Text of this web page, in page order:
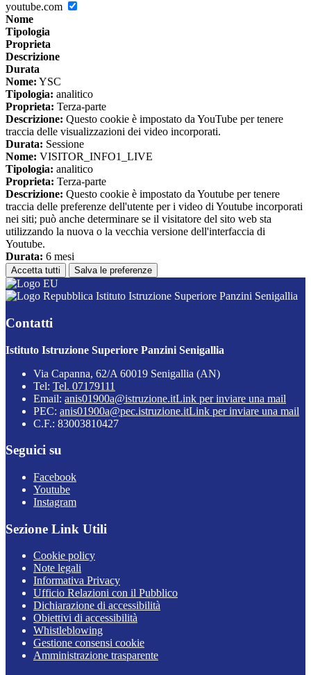
youtube.com
Nome
Tipologia
Proprieta
Descrizione
Durata
Nome: YSC
Tipologia: analitico
Proprieta: Terza-parte
Descrizione: Questo cookie è impostato da YouTube per tenere
traccia delle visualizzazioni dei video incorporati.
Durata: Sessione
Nome: VISITOR_INFO1_LIVE
Tipologia: analitico
Proprieta: Terza-parte
Descrizione: Questo cookie è impostato da Youtube per tenere
traccia delle preferenze dell'utente per i video di Youtube incorporati
nei siti; può anche determinare se il visitatore del sito web sta
utilizzando la nuova o la vecchia versione dell'interfaccia di
Youtube.
Durata: 6 mesi
Accetta tutti Salva le preferenze
Istituto Istruzione Superiore Panzini Senigallia
Contatti
Istituto Istruzione Superiore Panzini Senigallia
Via Capanna, 62/A 60019 Senigallia (AN)
Tel: Tel. 07179111
Email: anis01900a@istruzione.itLink per inviare una mail
PEC: anis01900a@pec.istruzione.itLink per inviare una mail
C.F.: 83003810427
Seguici su
Facebook
Youtube
Instagram
Sezione Link Utili
Cookie policy
Note legali
Informativa Privacy
Ufficio Relazioni con il Pubblico
Dichiarazione di accessibilità
Obiettivi di accessibilità
Whistleblowing
Gestione consensi cookie
Amministrazione trasparente